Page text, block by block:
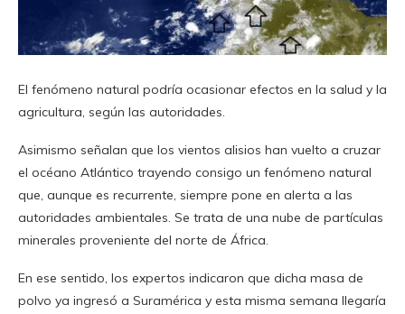
El fenómeno natural podría ocasionar efectos en la salud y la
agricultura, según las autoridades.
Asimismo señalan que los vientos alisios han vuelto a cruzar
el océano Atlántico trayendo consigo un fenómeno natural
que, aunque es recurrente, siempre pone en alerta a las
autoridades ambientales. Se trata de una nube de partículas
minerales proveniente del norte de África.
En ese sentido, los expertos indicaron que dicha masa de
polvo ya ingresó a Suramérica y esta misma semana llegaría